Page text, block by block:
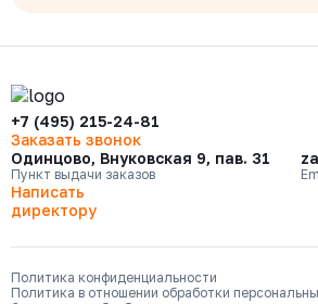
+7 (495) 215-24-81
Заказать звонок
Одинцово, Внуковская 9, пав. 31
Пункт выдачи заказов
Написать
директору
Политика конфиденциальности
Политика в отношении обработки